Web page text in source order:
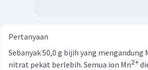
Pertanyaan
Sebanyak 50,0 g bijih yang
nitrat pekat berlebih. Semua ion Mn2+